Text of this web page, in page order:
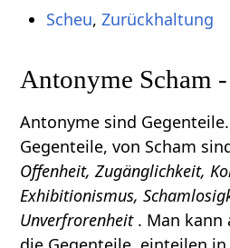
Scheu, Zurückhaltung
Antonyme Scham
Antonyme sind
Gegenteile, von Scham
Offenheit, Zugänglichkeit,
Exhibitionismus,
Unverfrorenheit . Man kann